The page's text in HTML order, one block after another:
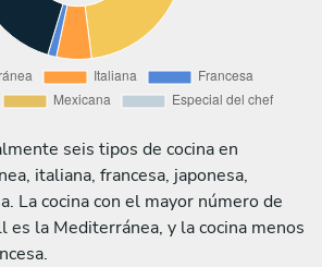
seis tipos de cocina en
italiana, francesa, japonesa,
La cocina con el mayor número de
es la Mediterránea, y la cocina menos